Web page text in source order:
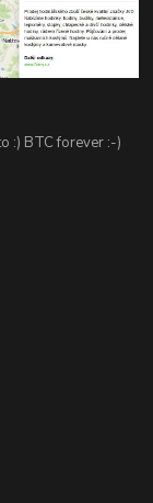
:) BTC forever :-)